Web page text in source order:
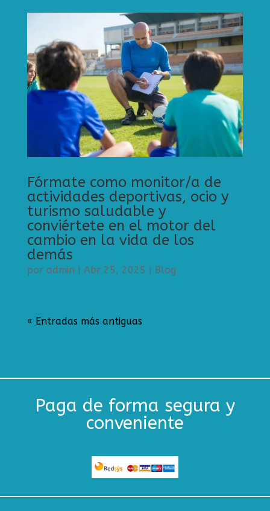
Fórmate como monitor/a de
actividades deportivas, ocio y
turismo saludable y
conviértete en el motor del
cambio en la vida de los
demás
por admin Abr 25, 2025 Blog
« Entradas más antiguas
Paga de forma segura y
conveniente